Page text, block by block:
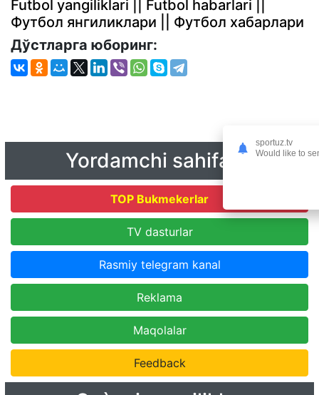
Futbol yangiliklari || Futbol habarlari ||
Футбол янгиликлари || Футбол хабарлари
Дўстларга юборинг:
Yordamchi sahifalar
TOP Bukmekerlar
TV dasturlar
Rasmiy telegram kanal
Reklama
Maqolalar
Feedback
sportuz.tv
Would like to